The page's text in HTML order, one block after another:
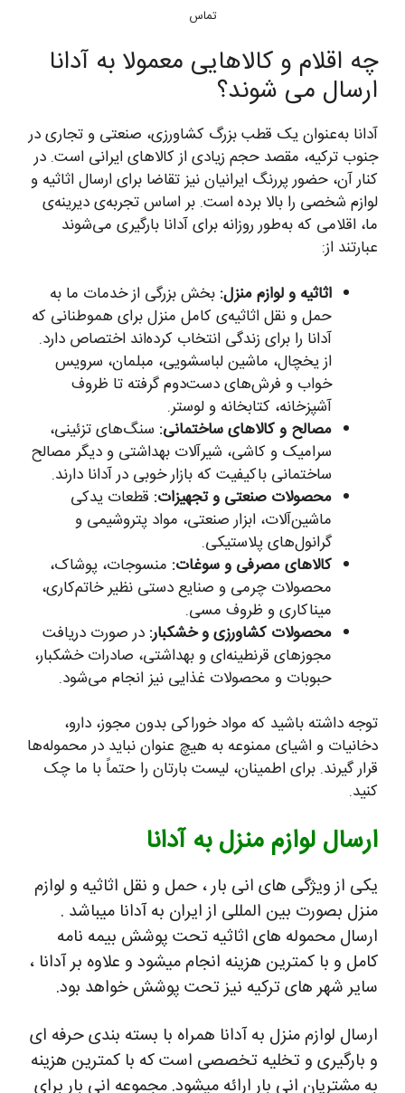
تماس
چه اقلام و کالاهایی معمولا به آدانا
ارسال می شوند؟
آدانا به‌عنوان یک قطب بزرگ کشاورزی، صنعتی و تجاری در
جنوب ترکیه، مقصد حجم زیادی از کالاهای ایرانی است. در
کنار آن، حضور پررنگ ایرانیان نیز تقاضا برای ارسال اثاثیه و
لوازم شخصی را بالا برده است. بر اساس تجربه‌ی دیرینه‌ی
ما، اقلامی که به‌طور روزانه برای آدانا بارگیری می‌شوند
عبارتند از:
اثاثیه و لوازم منزل: بخش بزرگی از خدمات ما به
حمل و نقل اثاثیه‌ی کامل منزل برای هموطنانی که
آدانا را برای زندگی انتخاب کرده‌اند اختصاص دارد.
از یخچال، ماشین لباسشویی، مبلمان، سرویس
خواب و فرش‌های دست‌دوم گرفته تا ظروف
آشپزخانه، کتابخانه و لوستر.
مصالح و کالاهای ساختمانی: سنگ‌های تزئینی،
سرامیک و کاشی، شیرآلات بهداشتی و دیگر مصالح
ساختمانی باکیفیت که بازار خوبی در آدانا دارند.
محصولات صنعتی و تجهیزات: قطعات یدکی
ماشین‌آلات، ابزار صنعتی، مواد پتروشیمی و
گرانول‌های پلاستیکی.
کالاهای مصرفی و سوغات: منسوجات، پوشاک،
محصولات چرمی و صنایع دستی نظیر خاتم‌کاری،
میناکاری و ظروف مسی.
محصولات کشاورزی و خشکبار: در صورت دریافت
مجوزهای قرنطینه‌ای و بهداشتی، صادرات خشکبار،
حبوبات و محصولات غذایی نیز انجام می‌شود.
توجه داشته باشید که مواد خوراکی بدون مجوز، دارو،
دخانیات و اشیای ممنوعه به هیچ عنوان نباید در محموله‌ها
قرار گیرند. برای اطمینان، لیست بارتان را حتماً با ما چک
کنید.
ارسال لوازم منزل به آدانا
یکی از ویژگی های انی بار ، حمل و نقل اثاثیه و لوازم
منزل بصورت بین المللی از ایران به آدانا میباشد .
ارسال محموله های اثاثیه تحت پوشش بیمه نامه
کامل و با کمترین هزینه انجام میشود و علاوه بر آدانا ،
سایر شهر های ترکیه نیز تحت پوشش خواهد بود.
ارسال لوازم منزل به آدانا همراه با بسته بندی حرفه ای
و بارگیری و تخلیه تخصصی است که با کمترین هزینه
به مشتریان انی بار ارائه میشود. مجموعه انی بار برای